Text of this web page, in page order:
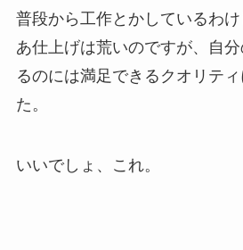
普段から工作とかしているわ
あ仕上げは荒いのですが、自
るのには満足できるクオリテ
た。
いいでしょ、これ。